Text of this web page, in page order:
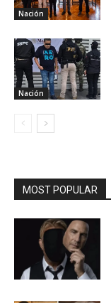
Nación
Nación
MOST POPULAR